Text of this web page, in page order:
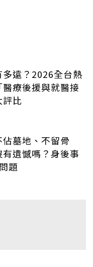
多遠？2026全台熱
療後援與就醫接
評比
佔墓地、不留骨
遺憾嗎？身後事
題